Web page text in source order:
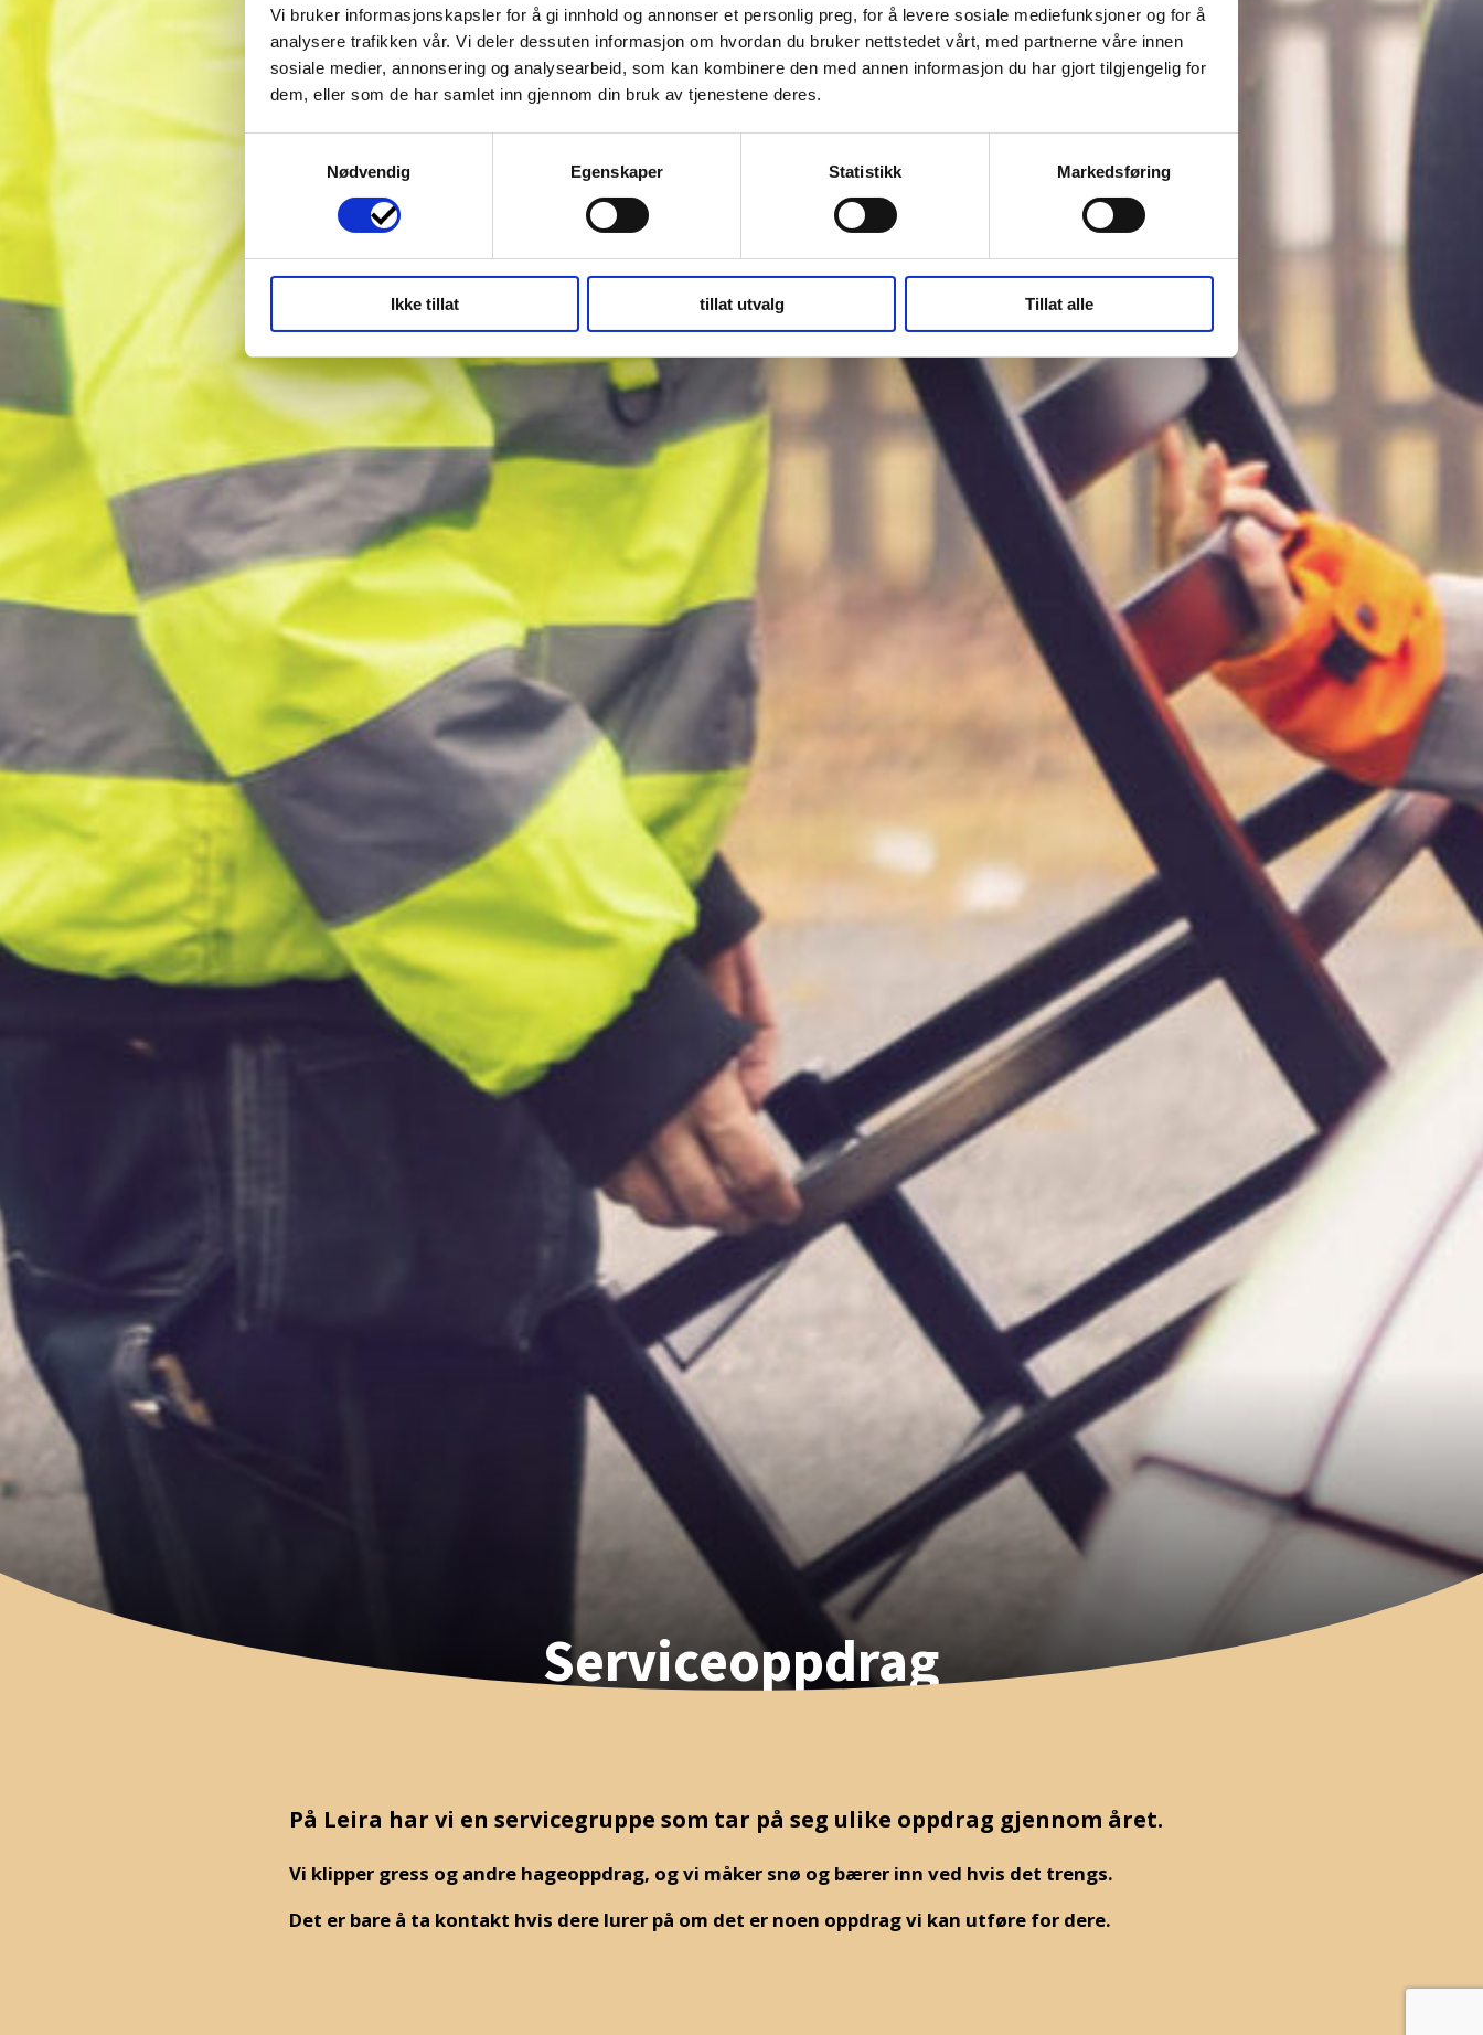
Vi bruker informasjonskapsler for å gi innhold og annonser et personlig preg, for å levere sosiale mediefunksjoner og for å
analysere trafikken vår. Vi deler dessuten informasjon om hvordan du bruker nettstedet vårt, med partnerne våre innen
sosiale medier, annonsering og analysearbeid, som kan kombinere den med annen informasjon du har gjort tilgjengelig for
dem, eller som de har samlet inn gjennom din bruk av tjenestene deres.
Nødvendig
Egenskaper Statistikk Markedsføring
Ikke tillat tillat utvalg Tillat alle
Serviceoppdrag
På Leira har vi en servicegruppe som tar på seg ulike oppdrag gjennom året.
Vi klipper gress og andre hageoppdrag, og vi måker snø og bærer inn ved hvis det trengs.
Det er bare å ta kontakt hvis dere lurer på om det er noen oppdrag vi kan utføre for dere.